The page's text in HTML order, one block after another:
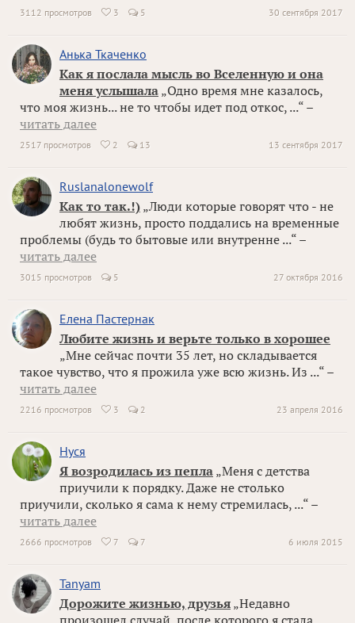
30 сентября 2017
3112 просмотров  3 5
Анька Ткаченко
Как я послала мысль во Вселенную и она
меня услышала „Одно время мне казалось,
что моя жизнь... не то чтобы идет под откос, ...“ –
читать далее
13 сентября 2017
2517 просмотров  2 13
Ruslanalonewolf
Как то так.!) „Люди которые говорят что - не
любят жизнь, просто поддались на временные
проблемы (будь то бытовые или внутренне ...“ –
читать далее
27 октября 2016
3015 просмотров 5
Елена Пастернак
Любите жизнь и верьте только в хорошее
„Мне сейчас почти 35 лет, но складывается
такое чувство, что я прожила уже всю жизнь. Из ...“ –
читать далее
23 апреля 2016
2216 просмотров  3 2
Нуся
Я возродилась из пепла „Меня с детства
приучили к порядку. Даже не столько
приучили, сколько я сама к нему стремилась, ...“ –
читать далее
6 июля 2015
2666 просмотров  7 7
Tanyam
Дорожите жизнью, друзья „Недавно
произошел случай, после которого я стала